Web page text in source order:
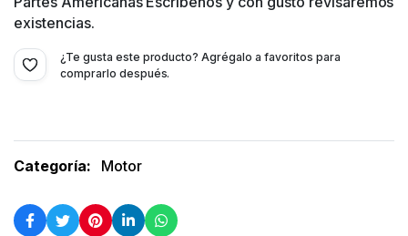
existencias.
¿Te gusta este producto? Agrégalo a favoritos para
comprarlo después.
Categoría: Motor